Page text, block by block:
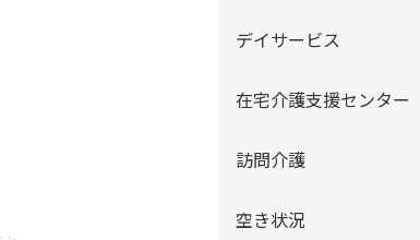
デイサービス
在宅介護支援センター
訪問介護
空き状況